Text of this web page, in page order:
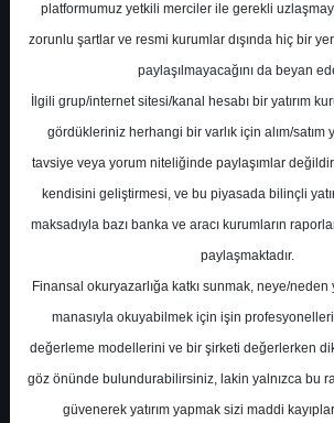
Potansiyel Getiri
Tut
Perşembe, 01 Ağustos 2024
ARCLK- ARÇELİK A.Ş.
Hedef Fiyat
Tut
platformumuz yetkili merciler ile gerekli
zorunlu şartlar ve resmi kurumlar dışında hiç bir
paylaşılmayacağını da beyan
İlgili grup/internet sitesi/kanal hesabı bir yatırım
gördükleriniz herhangi bir varlık için alım/satım
tavsiye veya yorum niteliğinde paylaşımlar değildir,
kendisini geliştirmesi, ve bu piyasada bilinçli
maksadıyla bazı banka ve aracı kurumların
paylaşmaktadır.
Finansal okuryazarlığa katkı sunmak, neye/neden
manasıyla okuyabilmek için işin
değerleme modellerini ve bir şirketi değerlerken
göz önünde bulundurabilirsiniz, lakin yalnızca bu
güvenerek yatırım yapmak sizi maddi